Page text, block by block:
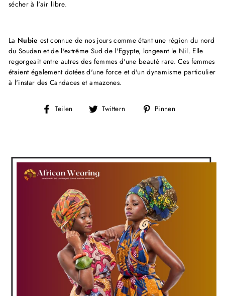
sécher à l'air libre.
La Nubie est connue de nos jours comme étant une région du nord
du Soudan et de l'extrême Sud de l'Egypte, longeant le Nil. Elle
regorgeait entre autres des femmes d'une beauté rare. Ces femmes
étaient également dotées d'une force et d'un dynamisme particulier
à l'instar des Candaces et amazones.
Teilen
Auf
Twittern Pinnen